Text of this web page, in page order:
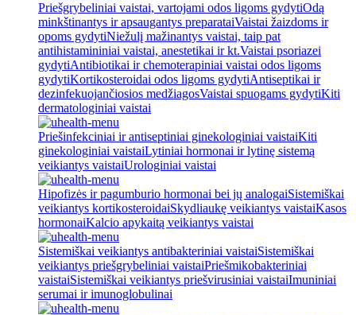
Priešgrybeliniai vaistai, vartojami odos ligoms gydytiOdą
minkštinantys ir apsaugantys preparataiVaistai žaizdoms ir
opoms gydytiNiežulį mažinantys vaistai, taip pat
antihistamininiai vaistai, anestetikai ir kt.Vaistai psoriazei
gydytiAntibiotikai ir chemoterapiniai vaistai odos ligoms
gydytiKortikosteroidai odos ligoms gydytiAntiseptikai ir
dezinfekuojančiosios medžiagosVaistai spuogams gydytiKiti
dermatologiniai vaistai
Priešinfekciniai ir antiseptiniai ginekologiniai vaistaiKiti
ginekologiniai vaistaiLytiniai hormonai ir lytinę sistemą
veikiantys vaistaiUrologiniai vaistai
Hipofizės ir pagumburio hormonai bei jų analogaiSistemiškai
veikiantys kortikosteroidaiSkydliaukę veikiantys vaistaiKasos
hormonaiKalcio apykaitą veikiantys vaistai
Sistemiškai veikiantys antibakteriniai vaistaiSistemiškai
veikiantys priešgrybeliniai vaistaiPriešmikobakteriniai
vaistaiSistemiškai veikiantys priešvirusiniai vaistaiImuniniai
serumai ir imunoglobulinai